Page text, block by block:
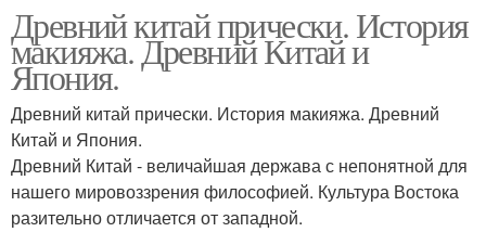
Древний китай прически. История
макияжа. Древний Китай и
Япония.
Древний китай прически. История макияжа. Древний
Китай и Япония.
Древний Китай - величайшая держава с непонятной для
нашего мировоззрения философией. Культура Востока
разительно отличается от западной.